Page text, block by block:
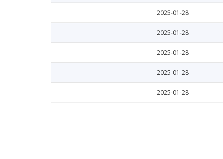
2025-01-28
2025-01-28
2025-01-28
2025-01-28
2025-01-28